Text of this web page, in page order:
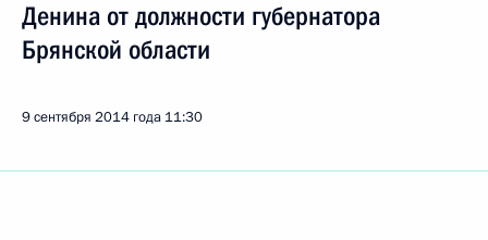
Денина от должности губернатора
Брянской области
9 сентября 2014 года 11:30